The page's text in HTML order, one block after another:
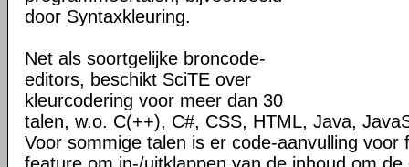
door Syntaxkleuring.
Net als soortgelijke broncode-
editors, beschikt SciTE over
kleurcodering voor meer dan 30
talen, w.o. C(++), C#, CSS, HTML, Java,
Voor sommige talen is er code-aanvulling voor